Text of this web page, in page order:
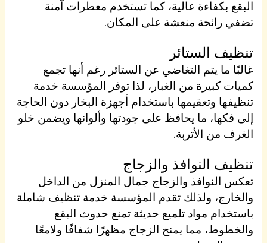
البقع بكفاءة عالية، كما تستخدم معطرات آمنة
تضفي رائحة منعشة على المكان.
تنظيف الستائر
غالبًا ما يتم التغاضي عن الستائر رغم أنها تجمع
كميات كبيرة من الغبار، لذا توفر المؤسسة خدمة
تنظيفها وتعقيمها باستخدام أجهزة البخار دون الحاجة
إلى فكها، ما يحافظ على جودتها وألوانها ويضمن خلو
الغرف من الأتربة.
تنظيف النوافذ والزجاج
تعكس النوافذ والزجاج جمال المنزل من الداخل
والخارج، ولذلك تقدم المؤسسة خدمة تنظيف شاملة
باستخدام مواد تلميع حديثة تمنع حدوث البقع
والخطوط، مما يمنح الزجاج مظهرًا شفافًا ولامعًا